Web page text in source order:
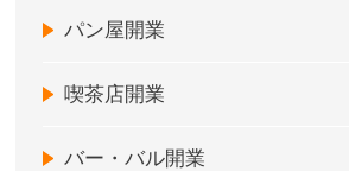
パン屋開業
喫茶店開業
バー・バル開業